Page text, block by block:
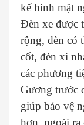
kế hình mặt
Đèn xe được
rộng, đèn có
cốt, đèn xi
các phương
Gương trước
giúp bảo vệ
hơn, ngoài ra